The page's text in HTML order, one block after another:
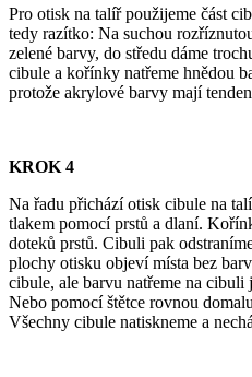
Pro otisk na talíř použijeme část
tedy razítko: Na suchou
zelené barvy, do středu dáme
cibule a kořínky natřeme hnědou
protože akrylové barvy mají
KROK 4
Na řadu přichází otisk cibule na
tlakem pomocí prstů a dlaní.
doteků prstů. Cibuli pak
plochy otisku objeví místa bez
cibule, ale barvu natřeme na cibuli
Nebo pomocí štětce rovnou
Všechny cibule natiskneme a